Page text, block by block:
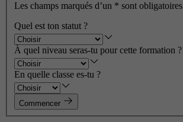
Les champs marqués d’un * sont obligatoires
Quel est ton statut ?
À quel niveau seras-tu pour cette formation ?
En quelle classe es-tu ?
Commencer